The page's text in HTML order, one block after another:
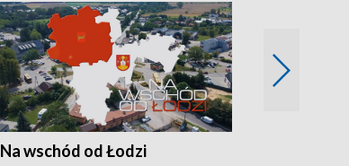
Na wschód od Łodzi